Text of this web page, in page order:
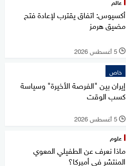
أكسيوس: اتفاق يقترب لإعادة فتح
مضيق هرمز
l 5 أغسطس 2026
خاص
إيران بين "الفرصة الأخيرة" وسياسة
كسب الوقت
l 5 أغسطس 2026
علوم
ماذا نعرف عن الطفيلي المعوي
المنتشر في أميركا؟